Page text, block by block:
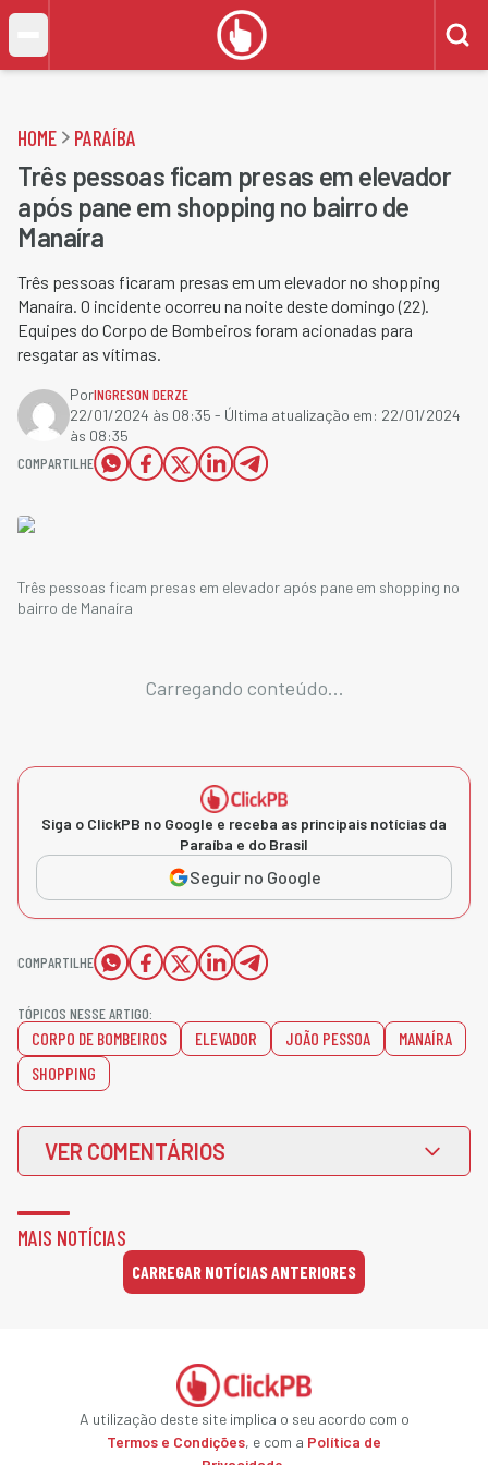
HOME PARAÍBA
Três pessoas ficam presas em elevador
após pane em shopping no bairro de
Manaíra
Três pessoas ficaram presas em um elevador no shopping
Manaíra. O incidente ocorreu na noite deste domingo (22).
Equipes do Corpo de Bombeiros foram acionadas para
resgatar as vítimas.
PorINGRESON DERZE
22/01/2024 às 08:35 - Última atualização em: 22/01/2024
às 08:35
COMPARTILHE
Três pessoas ficam presas em elevador após pane em shopping no
bairro de Manaíra
Carregando conteúdo...
Siga o ClickPB no Google e receba as principais notícias da
Paraíba e do Brasil
Seguir no Google
COMPARTILHE
TÓPICOS NESSE ARTIGO:
CORPO DE BOMBEIROS ELEVADOR JOÃO PESSOA
MANAÍRA
SHOPPING
VER COMENTÁRIOS
MAIS NOTÍCIAS
CARREGAR NOTÍCIAS ANTERIORES
A utilização deste site implica o seu acordo com o
Termos e Condições, e com a Política de